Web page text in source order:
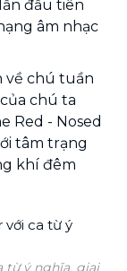
đầu tiên
âm nhạc
về chú tuần
chú ta
Red - Nosed
tâm trạng
khí đêm
từ ý nghĩa, giai